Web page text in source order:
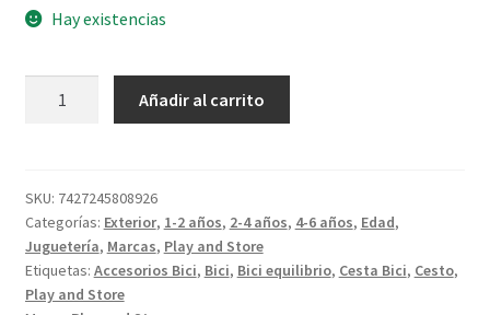
Hay existencias
para
Bicicleta
cantidad
Añadir al carrito
SKU: 7427245808926
Categorías: Exterior, 1-2 años, 2-4 años, 4-6 años, Edad,
Juguetería, Marcas, Play and Store
Etiquetas: Accesorios Bici, Bici, Bici equilibrio, Cesta Bici, Cesto,
Play and Store